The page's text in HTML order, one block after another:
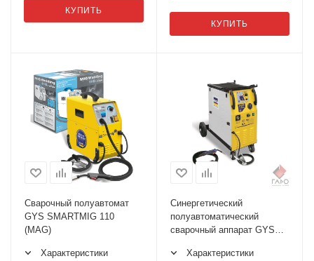
КУПИТЬ
КУПИТЬ
Сварочный полуавтомат
GYS SMARTMIG 110
(MAG)
Характеристики
Синергетический
полуавтоматический
сварочный аппарат GYS
Характеристики